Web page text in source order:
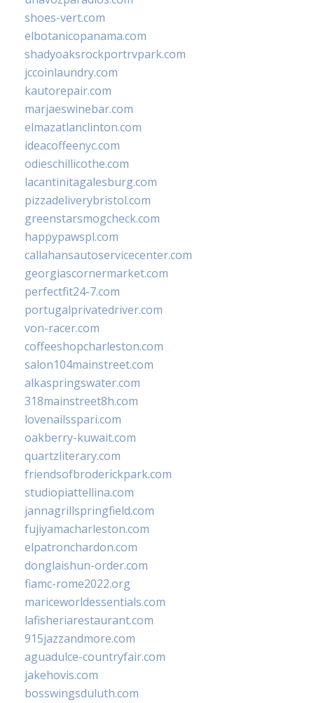
shoes-vert.com
elbotanicopanama.com
shadyoaksrockportrvpark.com
jccoinlaundry.com
kautorepair.com
marjaeswinebar.com
elmazatlanclinton.com
ideacoffeenyc.com
odieschillicothe.com
lacantinitagalesburg.com
pizzadeliverybristol.com
greenstarsmogcheck.com
happypawspl.com
callahansautoservicecenter.com
georgiascornermarket.com
perfectfit24-7.com
portugalprivatedriver.com
von-racer.com
coffeeshopcharleston.com
salon104mainstreet.com
alkaspringswater.com
318mainstreet8h.com
lovenailsspari.com
oakberry-kuwait.com
quartzliterary.com
friendsofbroderickpark.com
studiopiattellina.com
jannagrillspringfield.com
fujiyamacharleston.com
elpatronchardon.com
donglaishun-order.com
fiamc-rome2022.org
mariceworldessentials.com
lafisheriarestaurant.com
915jazzandmore.com
aguadulce-countryfair.com
jakehovis.com
bosswingsduluth.com